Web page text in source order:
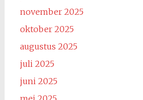
november 2025
oktober 2025
augustus 2025
juli 2025
juni 2025